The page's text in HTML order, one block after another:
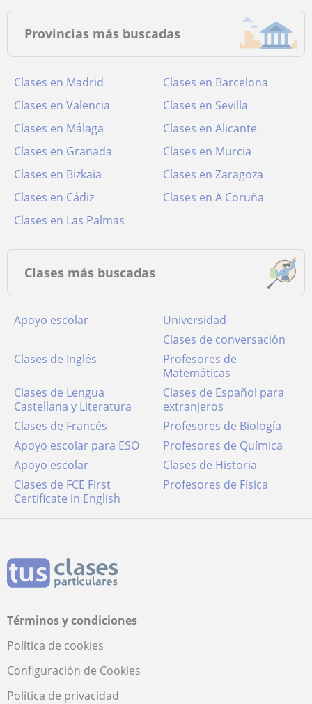
Provincias más buscadas
Clases en Madrid
Clases en Barcelona
Clases en Valencia
Clases en Sevilla
Clases en Málaga
Clases en Alicante
Clases en Granada
Clases en Murcia
Clases en Bizkaia
Clases en Zaragoza
Clases en Cádiz
Clases en A Coruña
Clases en Las Palmas
Clases más buscadas
Apoyo escolar
Universidad
Clases de conversación
Clases de Inglés
Profesores de
Matemáticas
Clases de Lengua
Castellana y Literatura
Clases de Español para
extranjeros
Clases de Francés
Profesores de Biología
Apoyo escolar para ESO
Profesores de Química
Apoyo escolar
Clases de Historia
Clases de FCE First
Certificate in English
Profesores de Física
Términos y condiciones
Política de cookies
Configuración de Cookies
Política de privacidad